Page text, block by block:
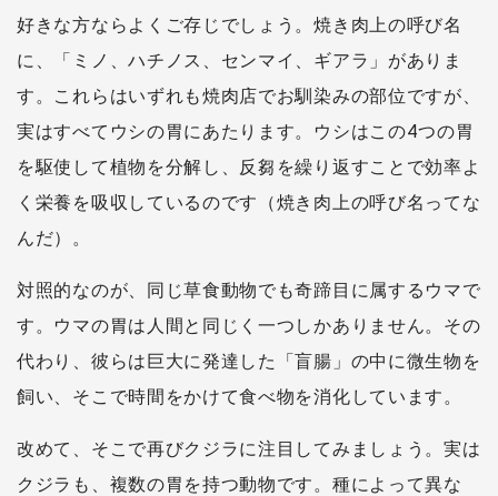
好きな方ならよくご存じでしょう。焼き肉上の呼び名
に、「ミノ、ハチノス、センマイ、ギアラ」がありま
す。これらはいずれも焼肉店でお馴染みの部位ですが、
実はすべてウシの胃にあたります。ウシはこの4つの胃
を駆使して植物を分解し、反芻を繰り返すことで効率よ
く栄養を吸収しているのです（焼き肉上の呼び名ってな
んだ）。
対照的なのが、同じ草食動物でも奇蹄目に属するウマで
す。ウマの胃は人間と同じく一つしかありません。その
代わり、彼らは巨大に発達した「盲腸」の中に微生物を
飼い、そこで時間をかけて食べ物を消化しています。
改めて、そこで再びクジラに注目してみましょう。実は
クジラも、複数の胃を持つ動物です。種によって異な